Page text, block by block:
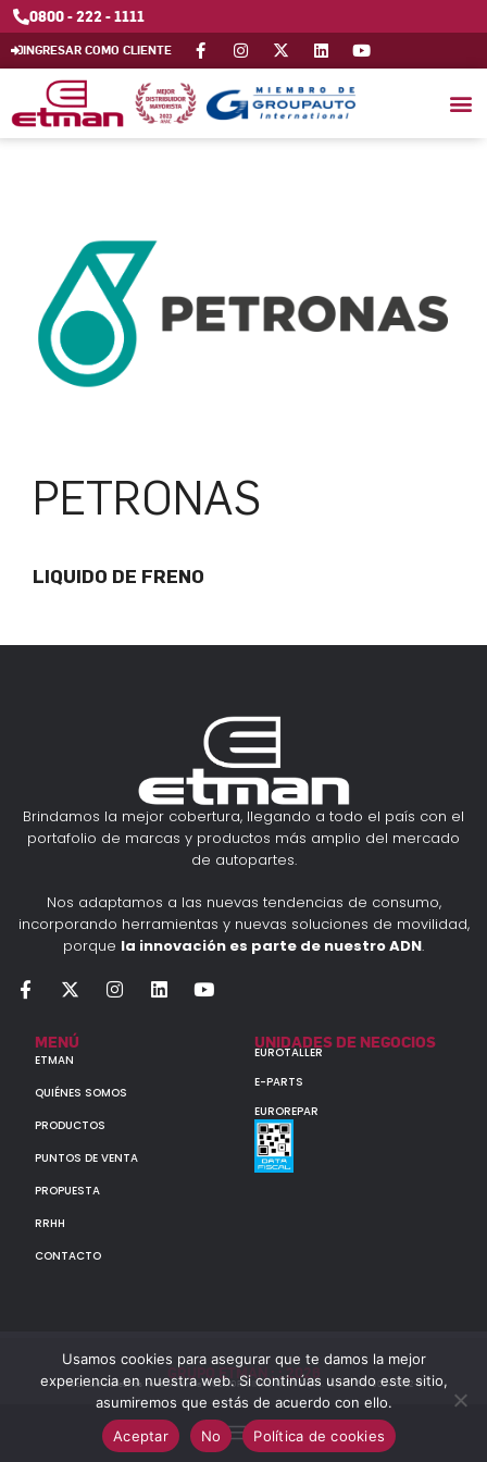
0800 - 222 - 1111
INGRESAR COMO CLIENTE
PETRONAS
LIQUIDO DE FRENO
Brindamos la mejor cobertura, llegando a todo el país con el
portafolio de marcas y productos más amplio del mercado
de autopartes.
Nos adaptamos a las nuevas tendencias de consumo,
incorporando herramientas y nuevas soluciones de movilidad,
porque la innovación es parte de nuestro ADN.
MENÚ
ETMAN
QUIÉNES SOMOS
PRODUCTOS
PUNTOS DE VENTA
PROPUESTA
RRHH
CONTACTO
UNIDADES DE NEGOCIOS
EUROTALLER
E-PARTS
EUROREPAR
GRUPO ETMAN : : 2026
Todos los derechos reservados a MULTIORIGINAL PARTS S.A. (CUIT: 30-60142852-7)
Usamos cookies para asegurar que te damos la mejor
experiencia en nuestra web. Si continúas usando este sitio,
asumiremos que estás de acuerdo con ello.
Aceptar
No Política de cookies